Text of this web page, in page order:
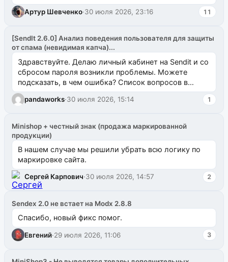
Артур Шевченко·30 июля 2026, 23:16 11
[SendIt 2.6.0] Анализ поведения пользователя для защиты
от спама (невидимая капча)...
Здравствуйте. Делаю личный кабинет на Sendit и со
сбросом пароля возникли проблемы. Можете
подсказать, в чем ошибка? Список вопросов в
одноименном разделе на modx.pro пока пуст, и,...
pandaworks·30 июля 2026, 15:14 1
Minishop + честный знак (продажа маркированной
продукции)
В нашем случае мы решили убрать всю логику по
маркировке сайта.
Сергей Карпович·30 июля 2026, 14:57 2
Sendex 2.0 не встает на Modx 2.8.8
Спасибо, новый фикс помог.
Евгений·29 июля 2026, 11:06 3